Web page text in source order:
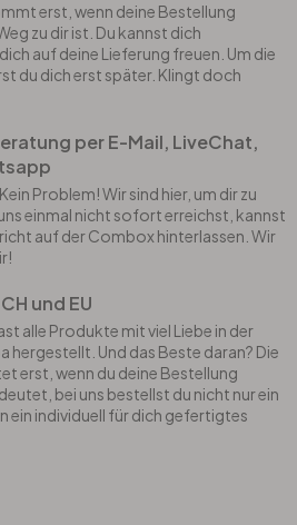
erst, wenn deine Bestellung
zu dir ist. Du kannst dich
auf deine Lieferung freuen. Um die
du dich erst später. Klingt doch
per E-Mail, LiveChat,
Problem! Wir sind hier, um dir zu
einmal nicht sofort erreichst, kannst
auf der Combox hinterlassen. Wir
und EU
alle Produkte mit viel Liebe in der
hergestellt. Und das Beste daran? Die
erst, wenn du deine Bestellung
bei uns bestellst du nicht nur ein
ein individuell für dich gefertigtes